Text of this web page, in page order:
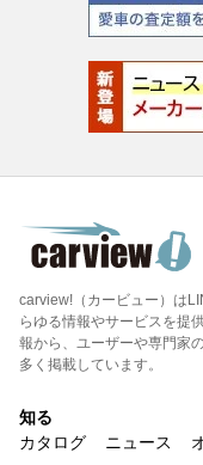
carview!（カービュー）は
らゆる情報やサービスを提
報から、ユーザーや専門家
多く掲載しています。
知る
カタログ
ニュース